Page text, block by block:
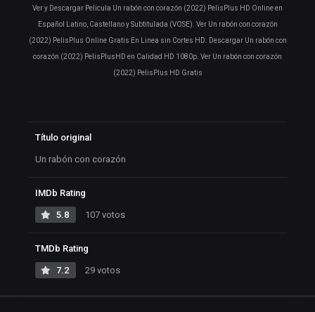
Ver y Descargar Pelicula Un rabón con corazón (2022) PelisPlus HD Online en
Español Latino, Castellano y Subtitulada (VOSE). Ver Un rabón con corazón
(2022) PelisPlus Online Gratis En Linea sin Cortes HD. Descargar Un rabón con
corazón (2022) PelisPlusHD en Calidad HD 1080p. Ver Un rabón con corazón
(2022) PelisPlus HD Gratis
Título original
Un rabón con corazón
IMDb Rating
5.8 107 votos
TMDb Rating
7.2 29 votos